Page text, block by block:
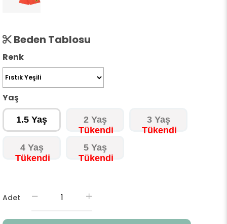
Beden Tablosu
Renk
Yaş
1.5 Yaş 2 Yaş 3 Yaş
4 Yaş 5 Yaş
Adet